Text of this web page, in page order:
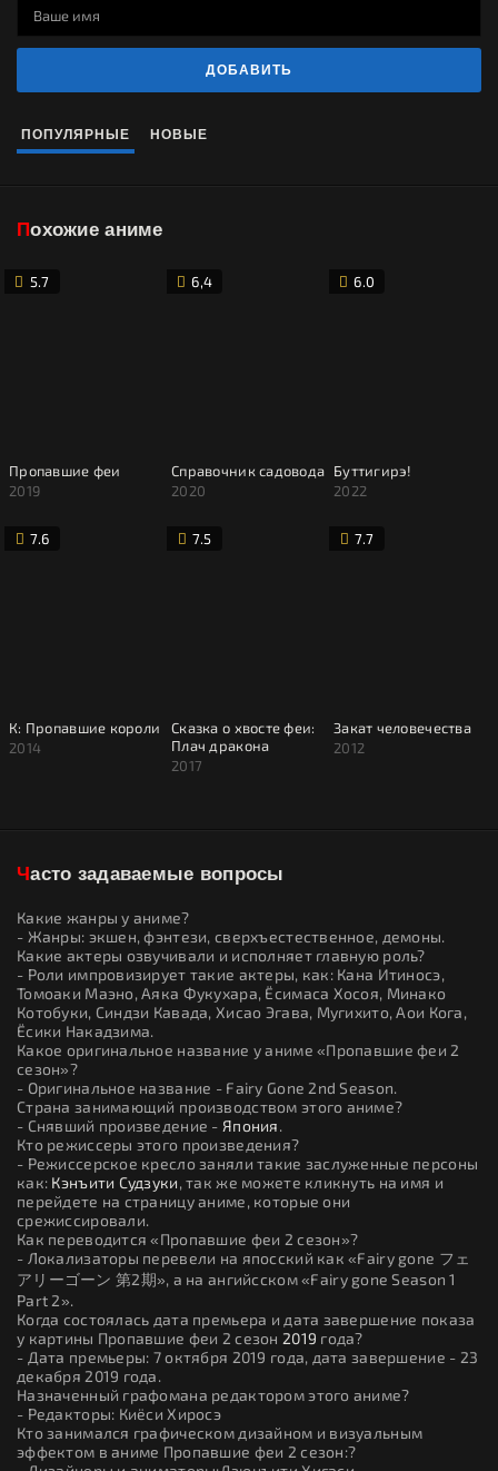
ДОБАВИТЬ
ПОПУЛЯРНЫЕ НОВЫЕ
Похожие аниме
5.7
Пропавшие феи
2019
6,4
Справочник садовода
2020
6.0
Буттигирэ!
2022
7.6
К: Пропавшие короли
2014
7.5
Сказка о хвосте феи:
Плач дракона
2017
7.7
Закат человечества
2012
Часто задаваемые вопросы
Какие жанры у аниме?
- Жанры: экшен, фэнтези, сверхъестественное, демоны.
Какие актеры озвучивали и исполняет главную роль?
- Роли импровизирует такие актеры, как: Кана Итиносэ,
Томоаки Маэно, Аяка Фукухара, Ёсимаса Хосоя, Минако
Котобуки, Синдзи Кавада, Хисао Эгава, Мугихито, Аои Кога,
Ёсики Накадзима.
Какое оригинальное название у аниме «Пропавшие феи 2
сезон»?
- Оригинальное название - Fairy Gone 2nd Season.
Страна занимающий производством этого аниме?
- Снявший произведение - Япония.
Кто режиссеры этого произведения?
- Режиссерское кресло заняли такие заслуженные персоны
как: Кэнъити Судзуки, так же можете кликнуть на имя и
перейдете на страницу аниме, которые они
срежиссировали.
Как переводится «Пропавшие феи 2 сезон»?
- Локализаторы перевели на япосский как «Fairy gone フェ
アリーゴーン 第2期», а на ангийсском «Fairy gone Season 1
Part 2».
Когда состоялась дата премьера и дата завершение показа
у картины Пропавшие феи 2 сезон 2019 года?
- Дата премьеры: 7 октября 2019 года, дата завершение - 23
декабря 2019 года.
Назначенный графомана редактором этого аниме?
- Редакторы: Киёси Хиросэ
Кто занимался графическом дизайном и визуальным
эффектом в аниме Пропавшие феи 2 сезон:?